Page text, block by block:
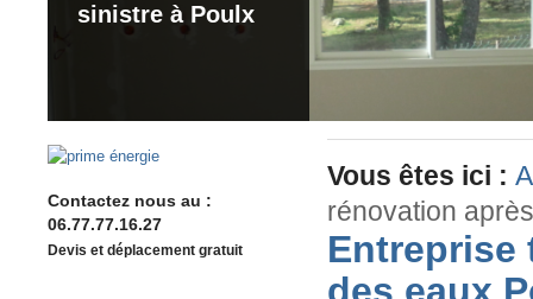
sinistre à Poulx
Vous êtes ici :
rénovation
Entreprise
Contactez nous au :
06.77.77.16.27
Devis et déplacement gratuit